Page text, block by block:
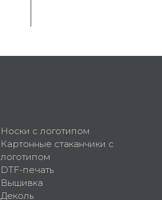
Носки с логотипом
Картонные стаканчики с
логотипом
DTF-печать
Вышивка
Деколь